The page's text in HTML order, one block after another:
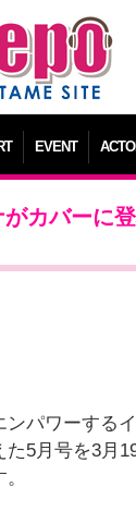
EVENT
カバーに
ンパワーする
た5月号を3月